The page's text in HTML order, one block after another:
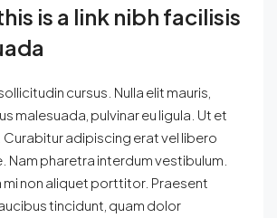
is a link nibh facilisis
cursus. Nulla elit mauris,
malesuada, pulvinar eu ligula. Ut et
adipiscing erat vel libero
Nam pharetra interdum vestibulum.
non aliquet porttitor. Praesent
tincidunt, quam dolor